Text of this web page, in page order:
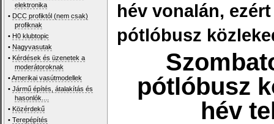
elektronika
• DCC profiktól (nem csak)
profiknak
• H0 klubtopic
• Nagyvasutak
• Kérdések és üzenetek a
moderátoroknak
•Amerikai vasútmodellek
•Jármű építés, átalakítás és
hasonlók....
• Közérdekű
•Terepépítés
hév vonalán,
pótlóbusz
pótlóbusz
hév